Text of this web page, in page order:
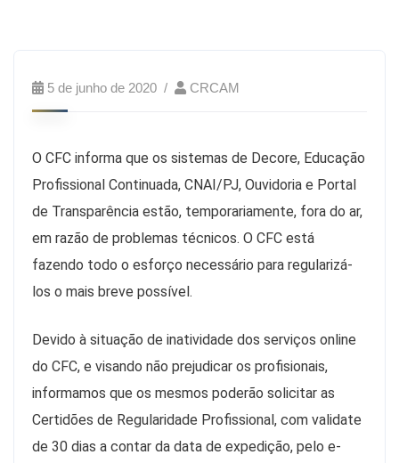
5 de junho de 2020 CRCAM
O CFC informa que os sistemas de Decore, Educação
Profissional Continuada, CNAI/PJ, Ouvidoria e Portal
de Transparência estão, temporariamente, fora do ar,
em razão de problemas técnicos. O CFC está
fazendo todo o esforço necessário para regularizá-
los o mais breve possível.
Devido à situação de inatividade dos serviços online
do CFC, e visando não prejudicar os profisionais,
informamos que os mesmos poderão solicitar as
Certidões de Regularidade Profissional, com validate
de 30 dias a contar da data de expedição, pelo e-